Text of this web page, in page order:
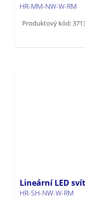
HR-MM-NW-W-RM
Produktový kód:
Lineární LED
HR-SH-NW-W-RM